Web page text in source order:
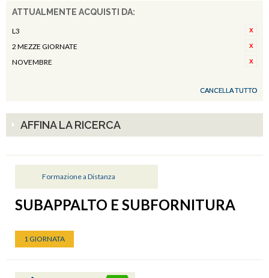
ATTUALMENTE ACQUISTI DA:
L3
2 MEZZE GIORNATE
NOVEMBRE
CANCELLA TUTTO
AFFINA LA RICERCA
Formazione a Distanza
SUBAPPALTO E SUBFORNITURA
1 GIORNATA